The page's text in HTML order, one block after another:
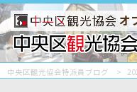
オ
中央区観光協会特派員ブログ